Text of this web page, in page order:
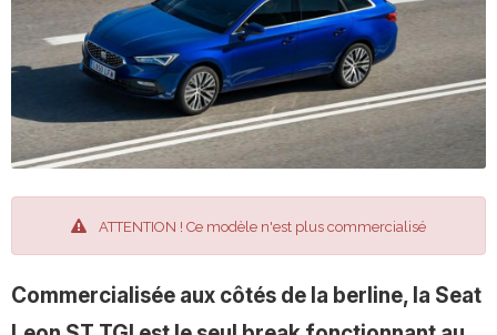
ATTENTION ! Ce modèle n'est plus commercialisé
Commercialisée aux côtés de la berline, la Seat